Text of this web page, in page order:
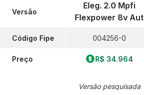
Versão
Código Fipe
Preço
Eleg. 2.0 Mpfi
Flexpower 8v Aut
004256-0
R$ 34.964
Versão pesquisada